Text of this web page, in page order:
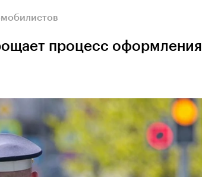
процесс оформления